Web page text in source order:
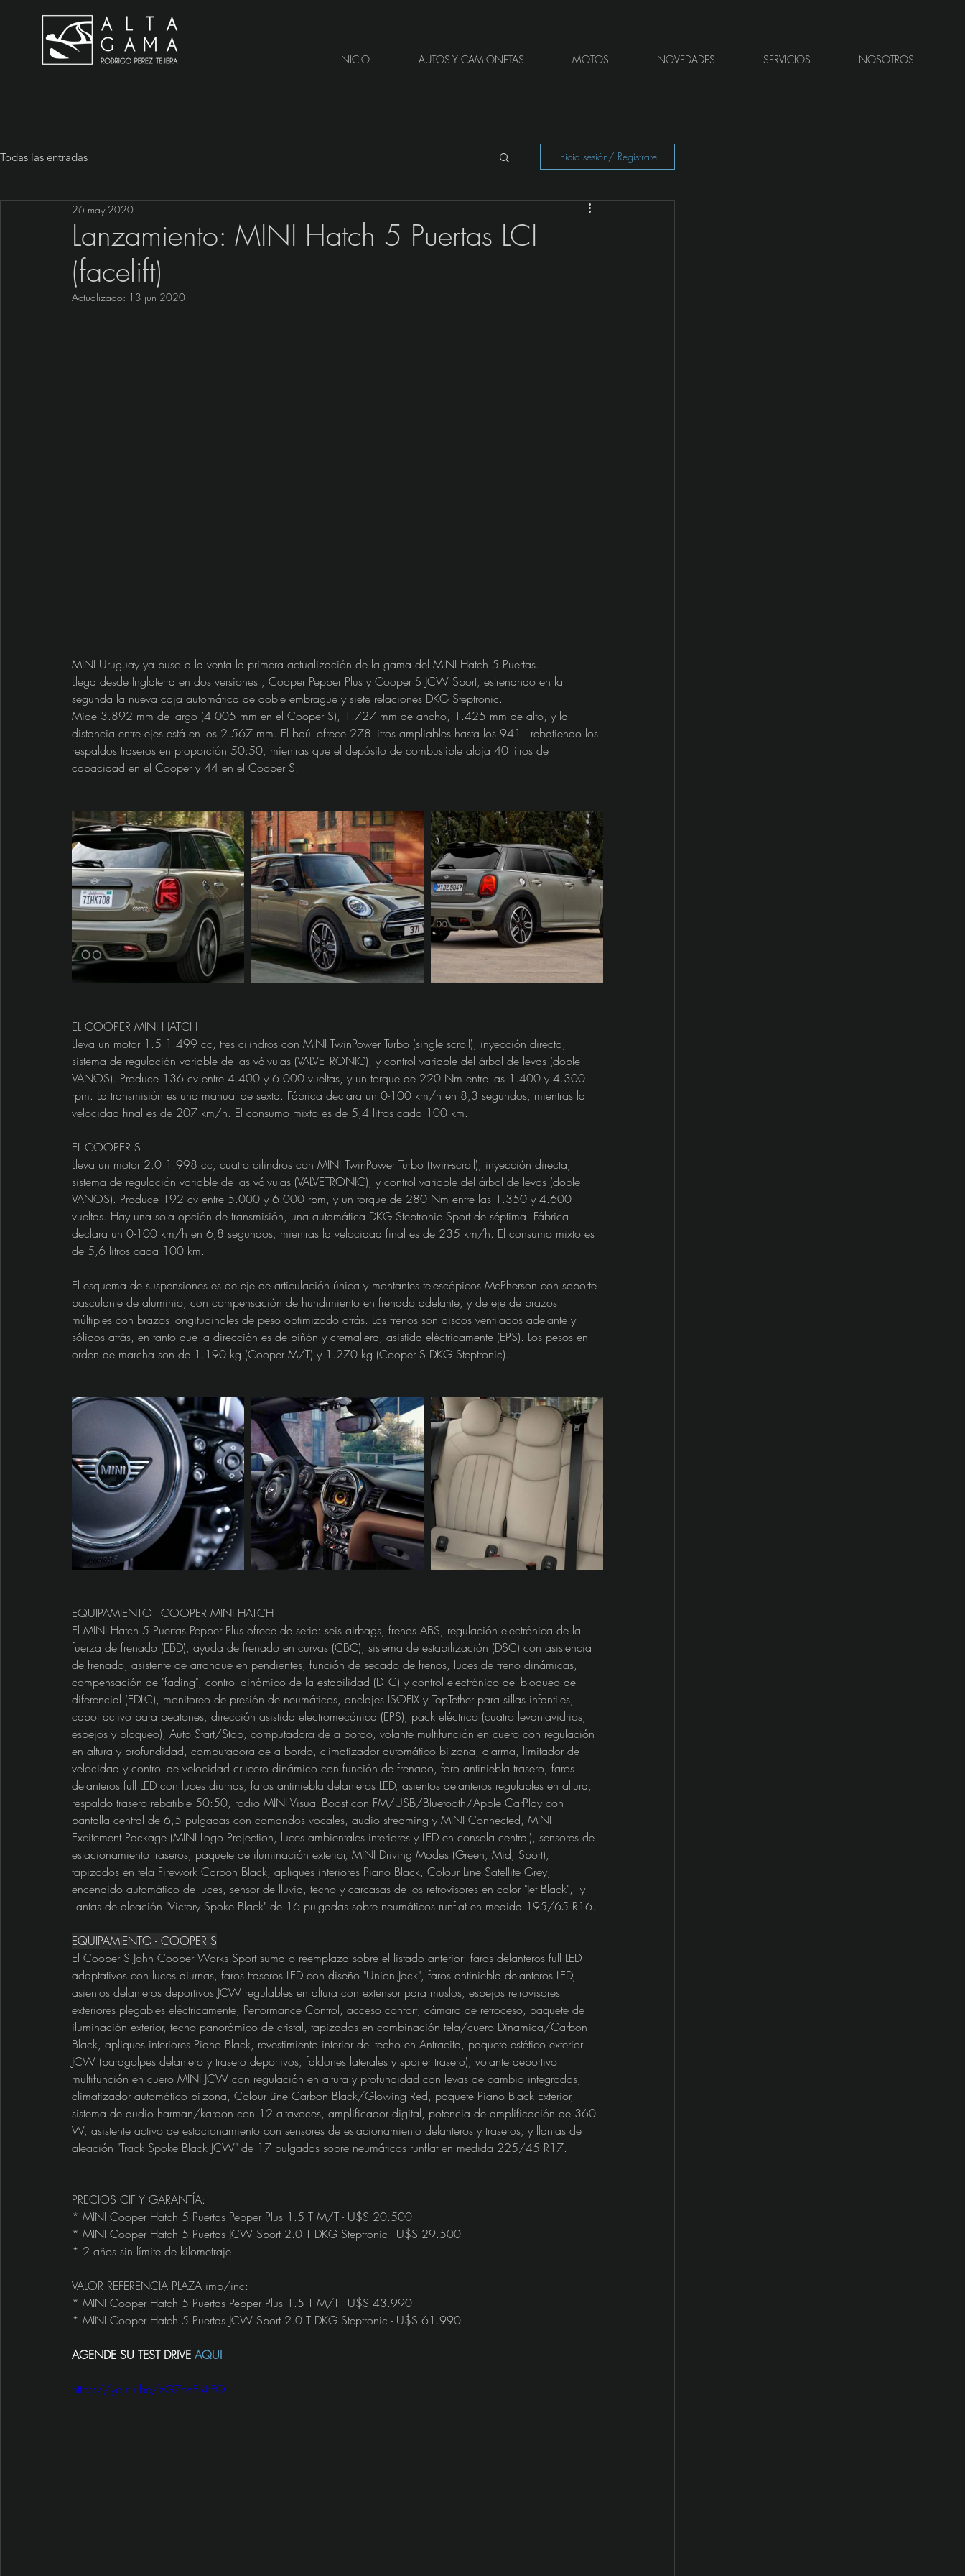
INICIO AUTOS Y CAMIONETAS MOTOS NOVEDADES SERVICIOS NOSOTROS
Todas las entradas Inicia sesión/ Regístrate
Lanzamiento: MINI Hatch 5 Puertas LCI
(facelift)
26 may 2020
Actualizado: 13 jun 2020
MINI Uruguay ya puso a la venta la primera actualización de la gama del MINI Hatch 5 Puertas.
Llega desde Inglaterra en dos versiones , Cooper Pepper Plus y Cooper S JCW Sport, estrenando en la
segunda la nueva caja automática de doble embrague y siete relaciones DKG Steptronic.
Mide 3.892 mm de largo (4.005 mm en el Cooper S), 1.727 mm de ancho, 1.425 mm de alto, y la
distancia entre ejes está en los 2.567 mm. El baúl ofrece 278 litros ampliables hasta los 941 l rebatiendo los
respaldos traseros en proporción 50:50, mientras que el depósito de combustible aloja 40 litros de
capacidad en el Cooper y 44 en el Cooper S.
EL COOPER MINI HATCH
Lleva un motor 1.5 1.499 cc, tres cilindros con MINI TwinPower Turbo (single scroll), inyección directa,
sistema de regulación variable de las válvulas (VALVETRONIC), y control variable del árbol de levas (doble
VANOS). Produce 136 cv entre 4.400 y 6.000 vueltas, y un torque de 220 Nm entre las 1.400 y 4.300
rpm. La transmisión es una manual de sexta. Fábrica declara un 0-100 km/h en 8,3 segundos, mientras la
velocidad final es de 207 km/h. El consumo mixto es de 5,4 litros cada 100 km.
EL COOPER S
Lleva un motor 2.0 1.998 cc, cuatro cilindros con MINI TwinPower Turbo (twin-scroll), inyección directa,
sistema de regulación variable de las válvulas (VALVETRONIC), y control variable del árbol de levas (doble
VANOS). Produce 192 cv entre 5.000 y 6.000 rpm, y un torque de 280 Nm entre las 1.350 y 4.600
vueltas. Hay una sola opción de transmisión, una automática DKG Steptronic Sport de séptima. Fábrica
declara un 0-100 km/h en 6,8 segundos, mientras la velocidad final es de 235 km/h. El consumo mixto es
de 5,6 litros cada 100 km.
El esquema de suspensiones es de eje de articulación única y montantes telescópicos McPherson con soporte
basculante de aluminio, con compensación de hundimiento en frenado adelante, y de eje de brazos
múltiples con brazos longitudinales de peso optimizado atrás. Los frenos son discos ventilados adelante y
sólidos atrás, en tanto que la dirección es de piñón y cremallera, asistida eléctricamente (EPS). Los pesos en
orden de marcha son de 1.190 kg (Cooper M/T) y 1.270 kg (Cooper S DKG Steptronic).
EQUIPAMIENTO - COOPER MINI HATCH
El MINI Hatch 5 Puertas Pepper Plus ofrece de serie: seis airbags, frenos ABS, regulación electrónica de la
fuerza de frenado (EBD), ayuda de frenado en curvas (CBC), sistema de estabilización (DSC) con asistencia
de frenado, asistente de arranque en pendientes, función de secado de frenos, luces de freno dinámicas,
compensación de "fading", control dinámico de la estabilidad (DTC) y control electrónico del bloqueo del
diferencial (EDLC), monitoreo de presión de neumáticos, anclajes ISOFIX y TopTether para sillas infantiles,
capot activo para peatones, dirección asistida electromecánica (EPS), pack eléctrico (cuatro levantavidrios,
espejos y bloqueo), Auto Start/Stop, computadora de a bordo, volante multifunción en cuero con regulación
en altura y profundidad, computadora de a bordo, climatizador automático bi-zona, alarma, limitador de
velocidad y control de velocidad crucero dinámico con función de frenado, faro antiniebla trasero, faros
delanteros full LED con luces diurnas, faros antiniebla delanteros LED, asientos delanteros regulables en altura,
respaldo trasero rebatible 50:50, radio MINI Visual Boost con FM/USB/Bluetooth/Apple CarPlay con
pantalla central de 6,5 pulgadas con comandos vocales, audio streaming y MINI Connected, MINI
Excitement Package (MINI Logo Projection, luces ambientales interiores y LED en consola central), sensores de
estacionamiento traseros, paquete de iluminación exterior, MINI Driving Modes (Green, Mid, Sport),
tapizados en tela Firework Carbon Black, apliques interiores Piano Black, Colour Line Satellite Grey,
encendido automático de luces, sensor de lluvia, techo y carcasas de los retrovisores en color "Jet Black",  y
llantas de aleación "Victory Spoke Black" de 16 pulgadas sobre neumáticos runflat en medida 195/65 R16.
EQUIPAMIENTO - COOPER S
El Cooper S John Cooper Works Sport suma o reemplaza sobre el listado anterior: faros delanteros full LED
adaptativos con luces diurnas, faros traseros LED con diseño "Union Jack", faros antiniebla delanteros LED,
asientos delanteros deportivos JCW regulables en altura con extensor para muslos, espejos retrovisores
exteriores plegables eléctricamente, Performance Control, acceso confort, cámara de retroceso, paquete de
iluminación exterior, techo panorámico de cristal, tapizados en combinación tela/cuero Dinamica/Carbon
Black, apliques interiores Piano Black, revestimiento interior del techo en Antracita, paquete estético exterior
JCW (paragolpes delantero y trasero deportivos, faldones laterales y spoiler trasero), volante deportivo
multifunción en cuero MINI JCW con regulación en altura y profundidad con levas de cambio integradas,
climatizador automático bi-zona, Colour Line Carbon Black/Glowing Red, paquete Piano Black Exterior,
sistema de audio harman/kardon con 12 altavoces, amplificador digital, potencia de amplificación de 360
W, asistente activo de estacionamiento con sensores de estacionamiento delanteros y traseros, y llantas de
aleación "Track Spoke Black JCW" de 17 pulgadas sobre neumáticos runflat en medida 225/45 R17.
PRECIOS CIF Y GARANTÍA:
* MINI Cooper Hatch 5 Puertas Pepper Plus 1.5 T M/T - U$S 20.500
* MINI Cooper Hatch 5 Puertas JCW Sport 2.0 T DKG Steptronic - U$S 29.500
* 2 años sin límite de kilometraje
VALOR REFERENCIA PLAZA imp/inc:
* MINI Cooper Hatch 5 Puertas Pepper Plus 1.5 T M/T - U$S 43.990
* MINI Cooper Hatch 5 Puertas JCW Sport 2.0 T DKG Steptronic - U$S 61.990
AGENDE SU TEST DRIVE AQUI
https://youtu.be/zG7enBI4tFQ